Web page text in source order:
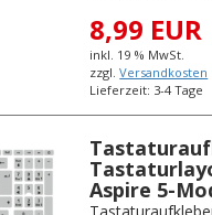
8,99 EUR
inkl. 19 % MwSt.
zzgl.Versandkosten
Lieferzeit: 3-4 Tage
Aspire 5-